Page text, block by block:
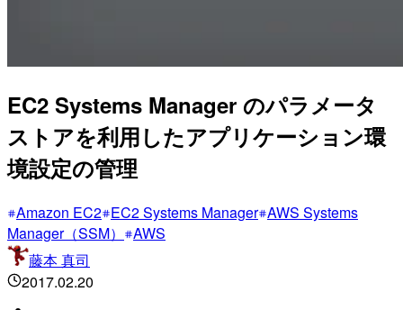
EC2 Systems Manager のパラメータ
ストアを利用したアプリケーション環
境設定の管理
Amazon EC2 EC2 Systems Manager AWS Systems
Manager（SSM）
AWS
藤本 真司
2017.02.20